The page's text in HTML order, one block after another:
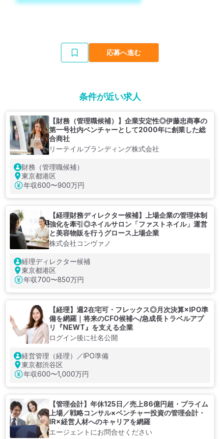
応募へ進む
条件が近い求人
【財務（管理職候補）】企業安定性◎伊藤忠商事の
第一号社内ベンチャーとして2000年に創業した総
合商社
リーテイルブランディング株式会社
財務（管理職候補）
東京都港区
年収600〜900万円
【経理財務ディレクター候補】上場企業の管理体制
強化を牽引◎ネイルサロン「ファストネイル」運営
と美容物販を行うグロース上場企業
株式会社コンヴァノ
経理ディレクター候補
東京都港区
年収700〜850万円
【経理】週2在宅可・フレックス◎月次決算×IPO準
備を網羅｜将来のCFO候補へ/急成長トラベルアプ
リ『NEWT』を支える企業
ログイン後に社名公開
経営管理（経理）／IPO準備
東京都渋谷区
年収600〜1,000万円
【管理会計】年休125日／売上86億円超・プライム
上場／戦略コンサル×ベンチャー投資の管理会計・
IR×経営人材へのキャリアを網羅
エージェントにお問合せください